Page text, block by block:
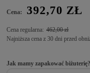
Cena: 392,70 ZŁ
Cena regularna: 462,00 zł
Najniższa cena z 30 dni przed
Jak mamy zapakować